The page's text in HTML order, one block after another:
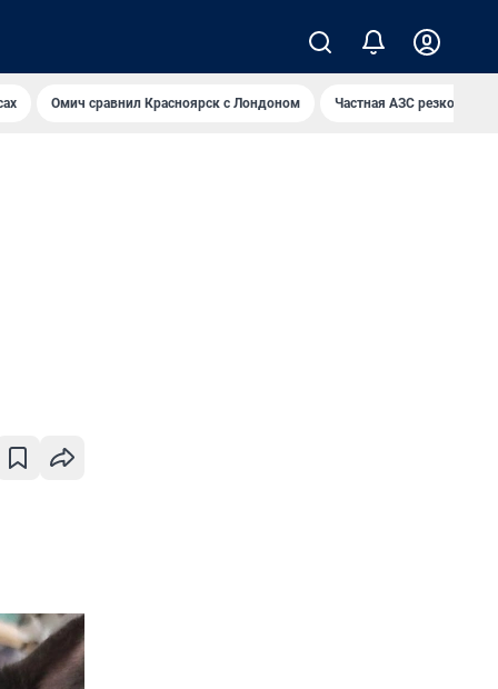
Омич сравнил Красноярск с Лондоном Частная АЗС резко